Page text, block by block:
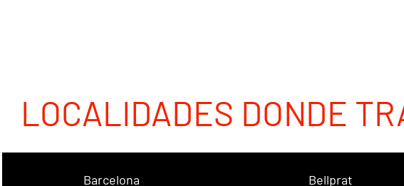
LOCALIDADES DONDE
Barcelona Bellprat